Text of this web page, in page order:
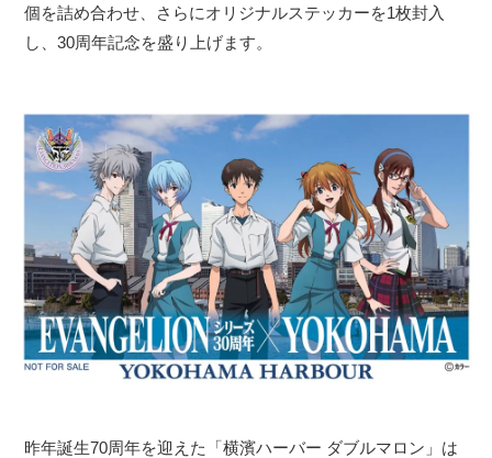
個を詰め合わせ、さらにオリジナルステッカーを1枚封入
し、30周年記念を盛り上げます。
昨年誕生70周年を迎えた「横濱ハーバー ダブルマロン」は